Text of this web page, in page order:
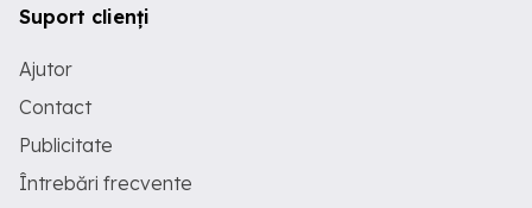
Suport clienți
Ajutor
Contact
Publicitate
Întrebări frecvente